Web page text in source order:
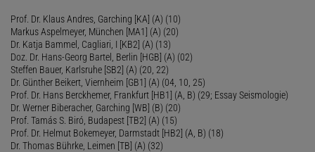
Prof. Dr. Klaus Andres, Garching [KA] (A) (10)
Markus Aspelmeyer, München [MA1] (A) (20)
Dr. Katja Bammel, Cagliari, I [KB2] (A) (13)
Doz. Dr. Hans-Georg Bartel, Berlin [HGB] (A) (02)
Steffen Bauer, Karlsruhe [SB2] (A) (20, 22)
Dr. Günther Beikert, Viernheim [GB1] (A) (04, 10, 25)
Prof. Dr. Hans Berckhemer, Frankfurt [HB1] (A, B) (29; Essay Seismologie)
Dr. Werner Biberacher, Garching [WB] (B) (20)
Prof. Tamás S. Biró, Budapest [TB2] (A) (15)
Prof. Dr. Helmut Bokemeyer, Darmstadt [HB2] (A, B) (18)
Dr. Thomas Bührke, Leimen [TB] (A) (32)